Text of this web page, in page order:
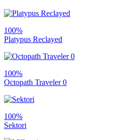
100%
Platypus Reclayed
100%
Octopath Traveler 0
100%
Sektori